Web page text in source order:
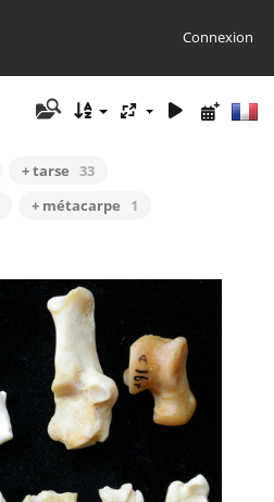
Connexion
+ tarse 33
+ métacarpe
1